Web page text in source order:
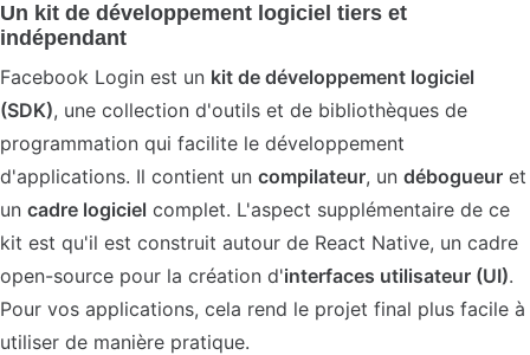
Un kit de développement logiciel tiers et
indépendant
Facebook Login est un kit de développement logiciel
(SDK), une collection d'outils et de bibliothèques de
programmation qui facilite le développement
d'applications. Il contient un compilateur, un débogueur et
un cadre logiciel complet. L'aspect supplémentaire de ce
kit est qu'il est construit autour de React Native, un cadre
open-source pour la création d'interfaces utilisateur (UI).
Pour vos applications, cela rend le projet final plus facile à
utiliser de manière pratique.